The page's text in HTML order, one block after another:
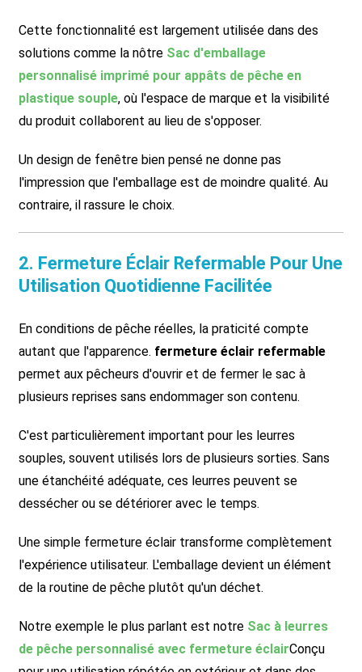
Cette fonctionnalité est largement utilisée dans des
solutions comme la nôtre Sac d'emballage
personnalisé imprimé pour appâts de pêche en
plastique souple, où l'espace de marque et la visibilité
du produit collaborent au lieu de s'opposer.
Un design de fenêtre bien pensé ne donne pas
l'impression que l'emballage est de moindre qualité. Au
contraire, il rassure le choix.
2. Fermeture Éclair Refermable Pour Une
Utilisation Quotidienne Facilitée
En conditions de pêche réelles, la praticité compte
autant que l'apparence. fermeture éclair refermable
permet aux pêcheurs d'ouvrir et de fermer le sac à
plusieurs reprises sans endommager son contenu.
C'est particulièrement important pour les leurres
souples, souvent utilisés lors de plusieurs sorties. Sans
une étanchéité adéquate, ces leurres peuvent se
dessécher ou se détériorer avec le temps.
Une simple fermeture éclair transforme complètement
l'expérience utilisateur. L'emballage devient un élément
de la routine de pêche plutôt qu'un déchet.
Notre exemple le plus parlant est notre Sac à leurres
de pêche personnalisé avec fermeture éclairConçu